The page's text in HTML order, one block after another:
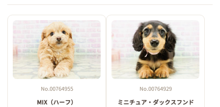
No.00764955
MIX（ハーフ）
No.00764929
ミニチュア・ダックスフンド